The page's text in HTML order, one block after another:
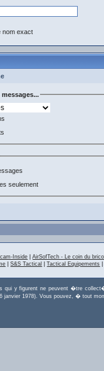
nom exact
messages...
seulement
Inside |AirSofTech - Le coin du
|S&S Tactical |Tactical Equipements
y figurent ne peuvent �tre
1978). Vous pouvez, � tout